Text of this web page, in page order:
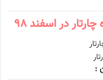
در اسفند ۹۸
: